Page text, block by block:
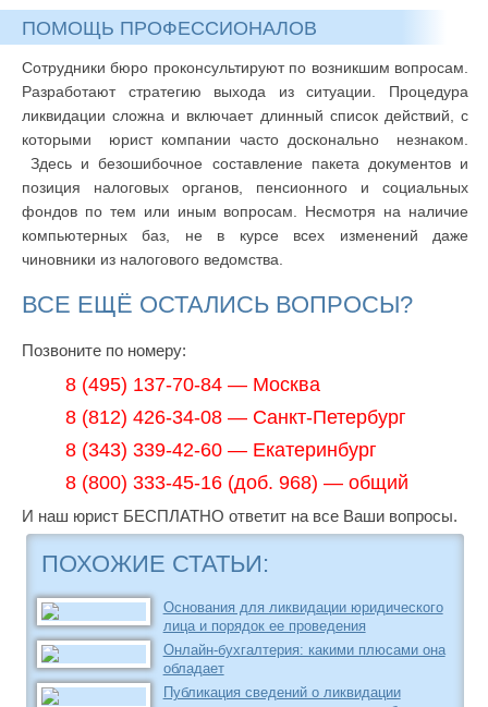
ПОМОЩЬ ПРОФЕССИОНАЛОВ
Сотрудники бюро проконсультируют по возникшим вопросам.
Разработают стратегию выхода из ситуации. Процедура
ликвидации сложна и включает длинный список действий, с
которыми юрист компании часто досконально незнаком.
Здесь и безошибочное составление пакета документов и
позиция налоговых органов, пенсионного и социальных
фондов по тем или иным вопросам. Несмотря на наличие
компьютерных баз, не в курсе всех изменений даже
чиновники из налогового ведомства.
ВСЕ ЕЩЁ ОСТАЛИСЬ ВОПРОСЫ?
Позвоните по номеру:
8 (495) 137-70-84 — Москва
8 (812) 426-34-08 — Санкт-Петербург
8 (343) 339-42-60 — Екатеринбург
8 (800) 333-45-16 (доб. 968) — общий
И наш юрист БЕСПЛАТНО ответит на все Ваши вопросы.
ПОХОЖИЕ СТАТЬИ:
Основания для ликвидации юридического
лица и порядок ее проведения
Онлайн-бухгалтерия: какими плюсами она
обладает
Публикация сведений о ликвидации